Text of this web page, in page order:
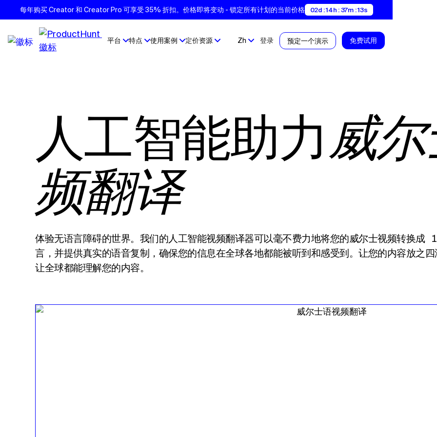
每年购买 Creator 和 Creator Pro 可享受 35% 折扣。价格即将变动 - 锁定所有计划的当前价格 02d : 14h : 37m : 13s
平台 特点 使用案例 定价资源 Zh 登录 预定一个演示 免费试用
人工智能助力威
频翻译
体验无语言障碍的世界。我们的人工智能视频翻译器可以毫不费力地将您的威尔士视频转换成
言，并提供真实的语音复制，确保您的信息在全球各地都能被听到和感受到。让您的内容放之
让全球都能理解您的内容。